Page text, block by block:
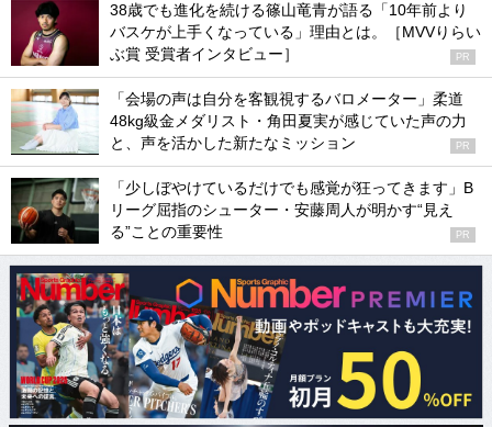
38歳でも進化を続ける篠山竜青が語る「10年前より
バスケが上手くなっている」理由とは。［MVVりらい
ぶ賞 受賞者インタビュー］
PR
「会場の声は自分を客観視するバロメーター」柔道
48kg級金メダリスト・角田夏実が感じていた声の力
と、声を活かした新たなミッション
PR
「少しぼやけているだけでも感覚が狂ってきます」B
リーグ屈指のシューター・安藤周人が明かす“見え
る”ことの重要性
PR